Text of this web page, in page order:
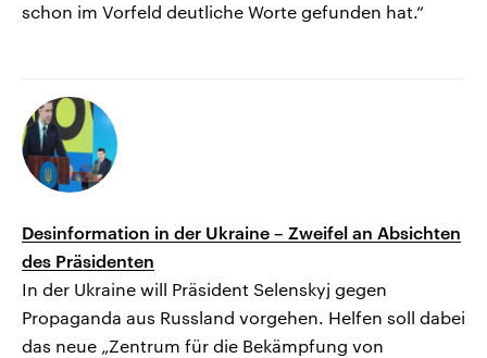
schon im Vorfeld deutliche Worte gefunden hat.“
Desinformation in der Ukraine – Zweifel an Absichten
des Präsidenten
In der Ukraine will Präsident Selenskyj gegen
Propaganda aus Russland vorgehen. Helfen soll dabei
das neue „Zentrum für die Bekämpfung von